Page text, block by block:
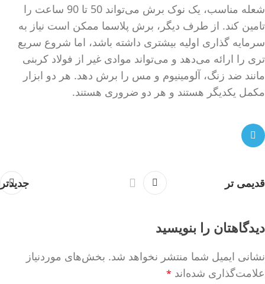
شعله مناسب، یک نوک برش می‌تواند 50 تا 90 ساعت را
تامین کند. از طرف دیگر، برش پلاسما ممکن است نیاز به
سرمایه گذاری اولیه بیشتری داشته باشد، اما شروع سریع
تری را ارائه می‌دهد و می‌تواند موادی غیر از فولاد کربنی
مانند ضد زنگ، آلومینیوم و مس را برش دهد. هر دو ابزار
مکمل یکدیگر هستند و هر دو ضروری هستند.
جدیدتر قدیمی تر
دیدگاهتان را بنویسید
نشانی ایمیل شما منتشر نخواهد شد. بخش‌های موردنیاز
علامت‌گذاری شده‌اند *